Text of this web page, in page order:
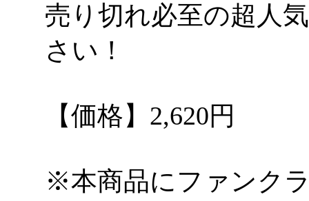
売り切れ必至の超人
さい！
【価格】2,620円
※本商品にファンク